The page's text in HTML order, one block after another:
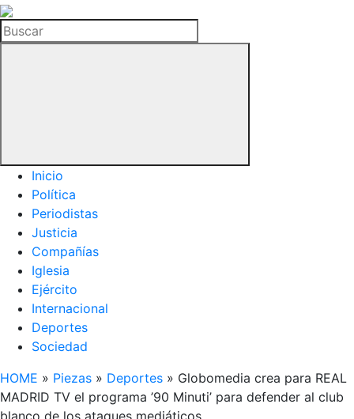
La
Hemeroteca
del
Buscar
Inicio
Política
Periodistas
Justicia
Compañías
Iglesia
Ejército
Internacional
Deportes
Sociedad
HOME » Piezas » Deportes » Globomedia crea para REAL
MADRID TV el programa ’90 Minuti’ para defender al club
blanco de los ataques mediáticos